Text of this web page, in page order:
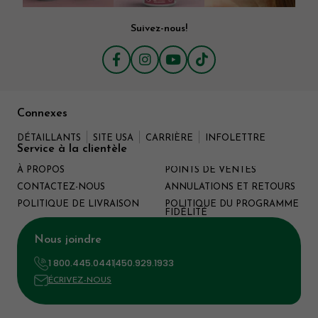
absorption rapide
Suivez-nous!
Connexes
DÉTAILLANTS SITE USA CARRIÈRE INFOLETTRE
Service à la clientèle
À PROPOS
CONTACTEZ-NOUS
POLITIQUE DE LIVRAISON
POINTS DE VENTES
ANNULATIONS ET RETOURS
POLITIQUE DU PROGRAMME
FIDÉLITÉ
Nous joindre
1 800.445.0441450.929.1933
ÉCRIVEZ-NOUS